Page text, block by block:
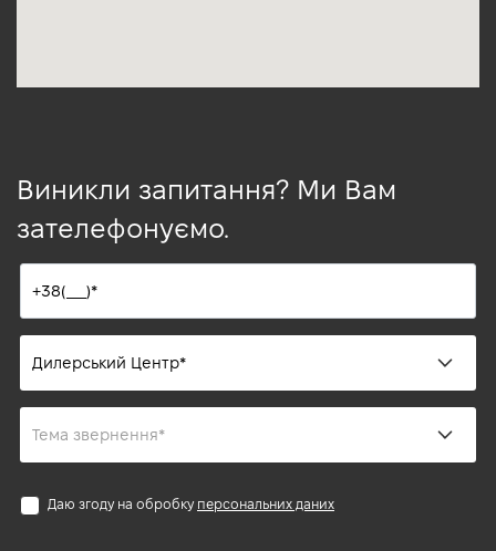
Виникли запитання? Ми Вам
зателефонуємо.
Даю згоду на обробку персональних даних